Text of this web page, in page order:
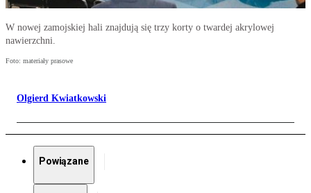
W nowej zamojskiej hali znajdują się trzy korty o twardej akrylowej
nawierzchni.
Foto: materiały prasowe
Olgierd Kwiatkowski
Powiązane